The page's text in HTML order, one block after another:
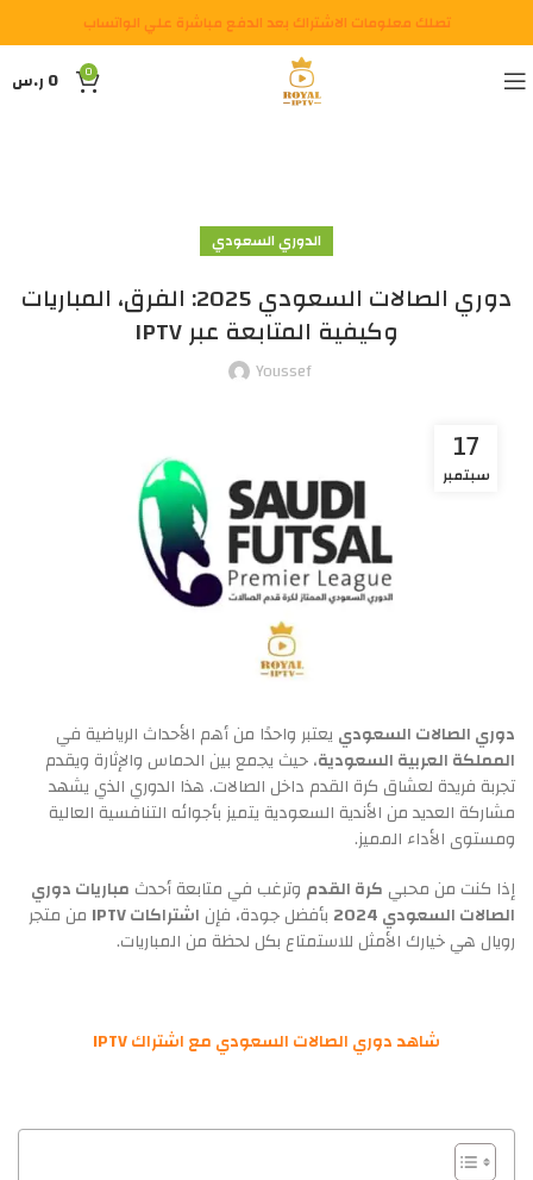
تصلك معلومات الاشتراك بعد الدفع مباشرة علي الواتساب
0
0 ر.س
الدوري السعودي
دوري الصالات السعودي 2025: الفرق، المباريات
وكيفية المتابعة عبر IPTV
Youssef
17
سبتمبر
دوري الصالات السعودييعتبر واحدًا من أهم الأحداث الرياضية في
المملكة العربية السعودية، حيث يجمع بين الحماس والإثارة ويقدم
تجربة فريدة لعشاق كرة القدم داخل الصالات. هذا الدوري الذي يشهد
مشاركة العديد من الأندية السعودية يتميز بأجوائه التنافسية العالية
ومستوى الأداء المميز.
إذا كنت من محبي كرة القدم وترغب في متابعة أحدث مباريات دوري
الصالات السعودي 2024
بأفضل جودة، فإن اشتراكات IPTV
من متجر
رويال هي خيارك الأمثل للاستمتاع بكل لحظة من المباريات.
شاهد دوري الصالات السعودي مع اشتراك IPTV